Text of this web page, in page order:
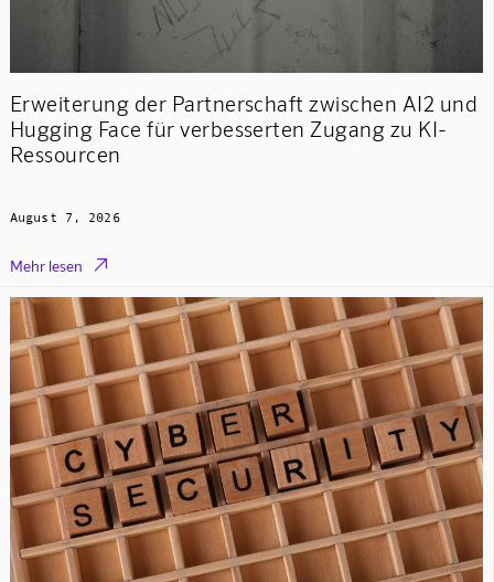
Erweiterung der Partnerschaft zwischen AI2 und
Hugging Face für verbesserten Zugang zu KI-
Ressourcen
August 7, 2026
Mehr lesen 